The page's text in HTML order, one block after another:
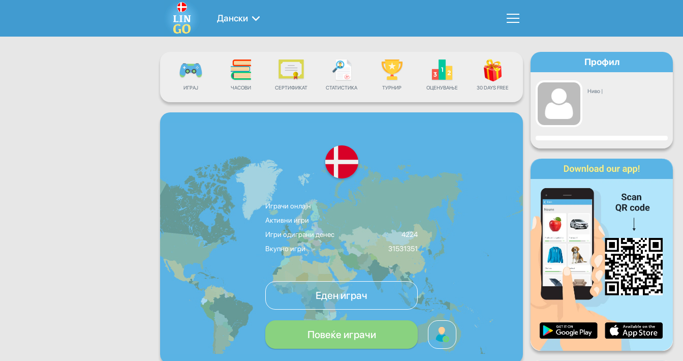
Дански
ИГРАЈ ЧАСОВИ СЕРТИФИКАТ СТАТИСТИКА ТУРНИР ОЦЕНУВАЊЕ 30 DAYS FREE
Играчи онлајн
Активни игри
Игри одиграни денес
4224
Вкупно игри
31531351
Еден играч
Повеќе играчи
Профил
Ниво |
Напредок
Пон Сре Чет
Саб Нед
Дневен напредок
Месечен напредок
Целокупен напредок